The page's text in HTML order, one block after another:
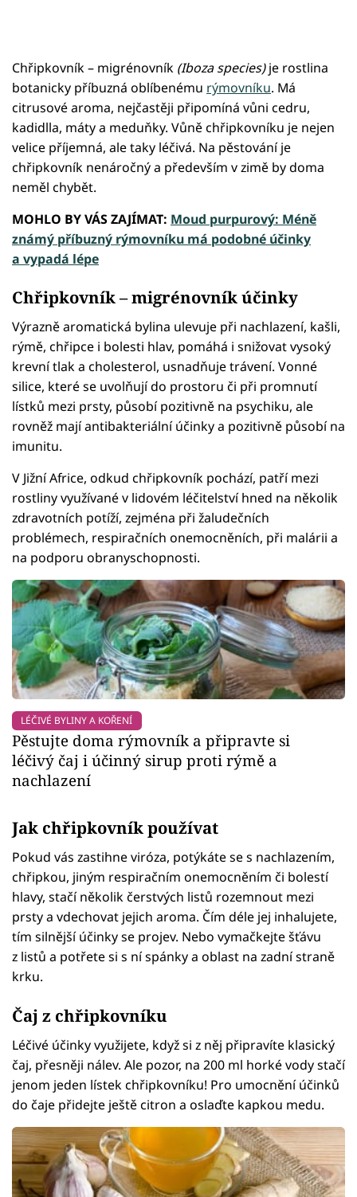
Chřipkovník – migrénovník (Iboza species)je rostlina
botanicky příbuzná oblíbenému rýmovníku. Má
citrusové aroma, nejčastěji připomíná vůni cedru,
kadidlla, máty a meduňky. Vůně chřipkovníku je nejen
velice příjemná, ale taky léčivá. Na pěstování je
chřipkovník nenáročný a především v zimě by doma
neměl chybět.
MOHLO BY VÁS ZAJÍMAT: Moud purpurový: Méně
známý příbuzný rýmovníku má podobné účinky
a vypadá lépe
Chřipkovník – migrénovník účinky
Výrazně aromatická bylina ulevuje při nachlazení, kašli,
rýmě, chřipce i bolesti hlav, pomáhá i snižovat vysoký
krevní tlak a cholesterol, usnadňuje trávení. Vonné
silice, které se uvolňují do prostoru či při promnutí
lístků mezi prsty, působí pozitivně na psychiku, ale
rovněž mají antibakteriální účinky a pozitivně působí na
imunitu.
V Jižní Africe, odkud chřipkovník pochází, patří mezi
rostliny využívané v lidovém léčitelství hned na několik
zdravotních potíží, zejména při žaludečních
problémech, respiračních onemocněních, při malárii a
na podporu obranyschopnosti.
LÉČIVÉ BYLINY A KOŘENÍ
Pěstujte doma rýmovník a připravte si
léčivý čaj i účinný sirup proti rýmě a
nachlazení
Jak chřipkovník používat
Pokud vás zastihne viróza, potýkáte se s nachlazením,
chřipkou, jiným respiračním onemocněním či bolestí
hlavy, stačí několik čerstvých listů rozemnout mezi
prsty a vdechovat jejich aroma. Čím déle jej inhalujete,
tím silnější účinky se projev. Nebo vymačkejte šťávu
z listů a potřete si s ní spánky a oblast na zadní straně
krku.
Čaj z chřipkovníku
Léčivé účinky využijete, když si z něj připravíte klasický
čaj, přesněji nálev. Ale pozor, na 200 ml horké vody stačí
jenom jeden lístek chřipkovníku! Pro umocnění účinků
do čaje přidejte ještě citron a oslaďte kapkou medu.